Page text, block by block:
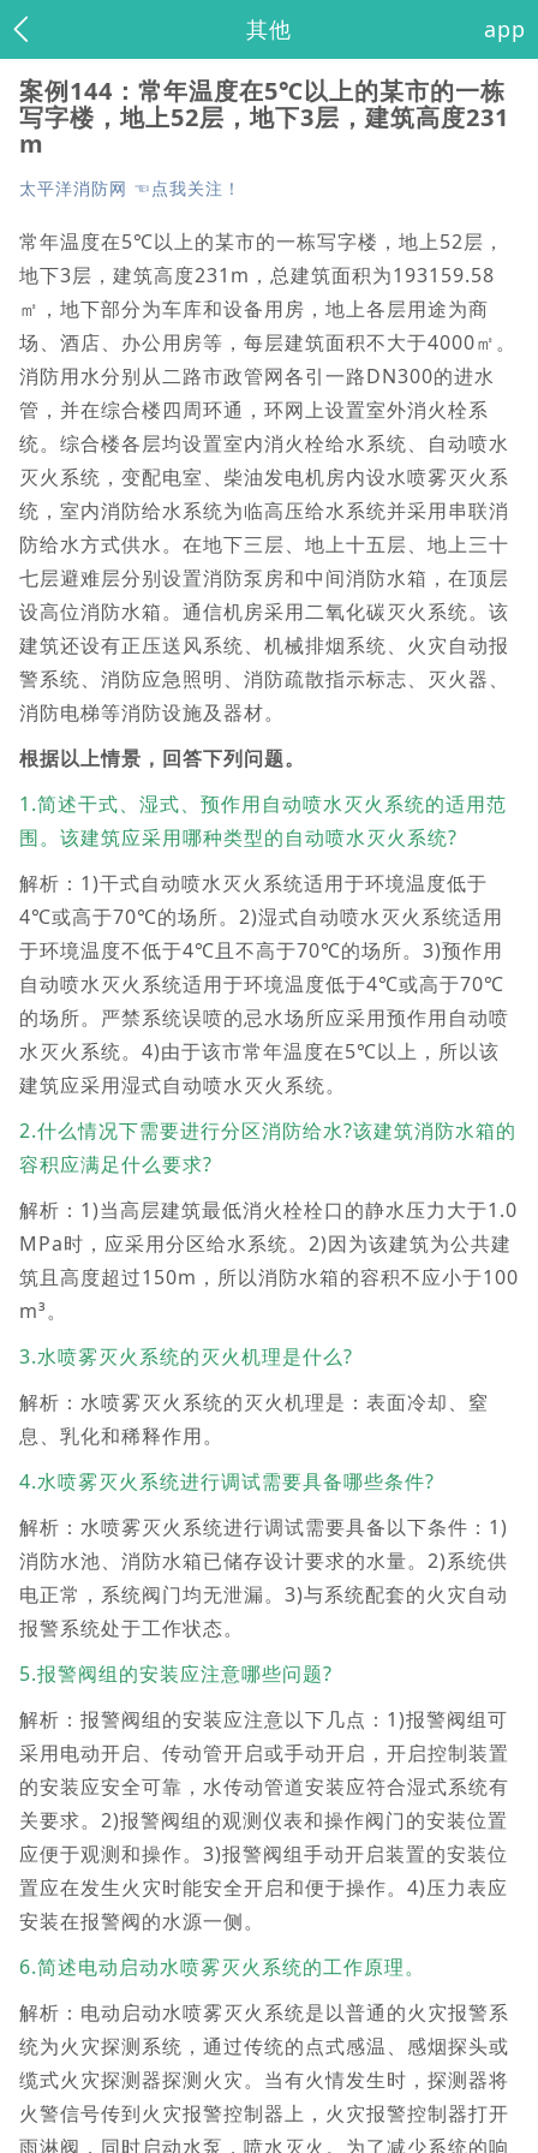
其他 app
案例144：常年温度在5℃以上的某市的一栋
写字楼，地上52层，地下3层，建筑高度231
m
太平洋消防网 ☜点我关注！
常年温度在5℃以上的某市的一栋写字楼，地上52层，
地下3层，建筑高度231m，总建筑面积为193159.58
㎡，地下部分为车库和设备用房，地上各层用途为商
场、酒店、办公用房等，每层建筑面积不大于4000㎡。
消防用水分别从二路市政管网各引一路DN300的进水
管，并在综合楼四周环通，环网上设置室外消火栓系
统。综合楼各层均设置室内消火栓给水系统、自动喷水
灭火系统，变配电室、柴油发电机房内设水喷雾灭火系
统，室内消防给水系统为临高压给水系统并采用串联消
防给水方式供水。在地下三层、地上十五层、地上三十
七层避难层分别设置消防泵房和中间消防水箱，在顶层
设高位消防水箱。通信机房采用二氧化碳灭火系统。该
建筑还设有正压送风系统、机械排烟系统、火灾自动报
警系统、消防应急照明、消防疏散指示标志、灭火器、
消防电梯等消防设施及器材。
根据以上情景，回答下列问题。
1.简述干式、湿式、预作用自动喷水灭火系统的适用范
围。该建筑应采用哪种类型的自动喷水灭火系统?
解析：1)干式自动喷水灭火系统适用于环境温度低于
4℃或高于70℃的场所。2)湿式自动喷水灭火系统适用
于环境温度不低于4℃且不高于70℃的场所。3)预作用
自动喷水灭火系统适用于环境温度低于4℃或高于70℃
的场所。严禁系统误喷的忌水场所应采用预作用自动喷
水灭火系统。4)由于该市常年温度在5℃以上，所以该
建筑应采用湿式自动喷水灭火系统。
2.什么情况下需要进行分区消防给水?该建筑消防水箱的
容积应满足什么要求?
解析：1)当高层建筑最低消火栓栓口的静水压力大于1.0
MPa时，应采用分区给水系统。2)因为该建筑为公共建
筑且高度超过150m，所以消防水箱的容积不应小于100
m³。
3.水喷雾灭火系统的灭火机理是什么?
解析：水喷雾灭火系统的灭火机理是：表面冷却、窒
息、乳化和稀释作用。
4.水喷雾灭火系统进行调试需要具备哪些条件?
解析：水喷雾灭火系统进行调试需要具备以下条件：1)
消防水池、消防水箱已储存设计要求的水量。2)系统供
电正常，系统阀门均无泄漏。3)与系统配套的火灾自动
报警系统处于工作状态。
5.报警阀组的安装应注意哪些问题?
解析：报警阀组的安装应注意以下几点：1)报警阀组可
采用电动开启、传动管开启或手动开启，开启控制装置
的安装应安全可靠，水传动管道安装应符合湿式系统有
关要求。2)报警阀组的观测仪表和操作阀门的安装位置
应便于观测和操作。3)报警阀组手动开启装置的安装位
置应在发生火灾时能安全开启和便于操作。4)压力表应
安装在报警阀的水源一侧。
6.简述电动启动水喷雾灭火系统的工作原理。
解析：电动启动水喷雾灭火系统是以普通的火灾报警系
统为火灾探测系统，通过传统的点式感温、感烟探头或
缆式火灾探测器探测火灾。当有火情发生时，探测器将
火警信号传到火灾报警控制器上，火灾报警控制器打开
雨淋阀，同时启动水泵，喷水灭火。为了减少系统的响